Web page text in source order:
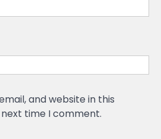
and website in this
time I comment.